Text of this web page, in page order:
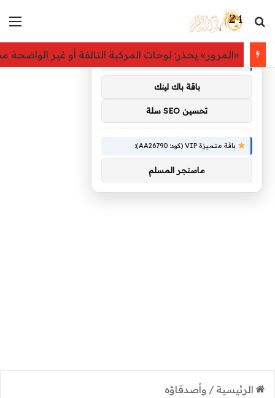
بحث عن
«المرور» يحذر: لوحات المركبة التالفة أو غير الواضحة مخالفة
الرئيسية / وأصدقاؤه
توصيات :
باقة متميزة VIP (كود: AA11138):
باقة باك لينك
تحسين SEO سلة
باقة متميزة VIP (كود: AA26790):
ماسنجر المسلم